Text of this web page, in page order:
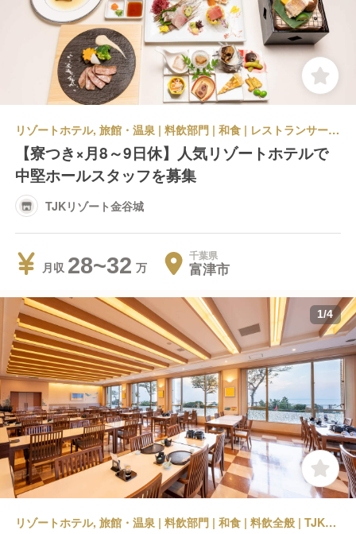
リゾートホテル, 旅館・温泉 | 料飲部門 | 和食 | レストランサービス・ホールスタッフ | TJKリゾート金谷城
【寮つき×月8～9日休】人気リゾートホテルで
中堅ホールスタッフを募集
TJKリゾート金谷城
月収 28~32 千葉県
富津市
1/4
リゾートホテル, 旅館・温泉 | 料飲部門 | 和食 | 料飲全般 | TJKリゾート金谷城